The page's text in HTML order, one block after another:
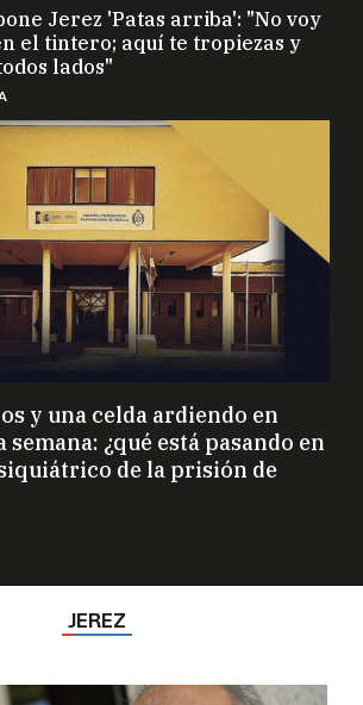
Jerez 'Patas arriba': "No voy
el tintero; aquí te tropiezas y
lados"
y una celda ardiendo en
semana: ¿qué está pasando en
de la prisión de
JEREZ